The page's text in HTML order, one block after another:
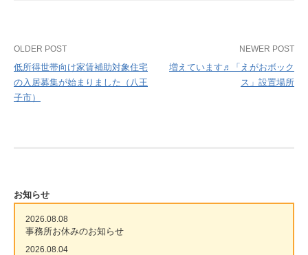
Post
navigation
OLDER POST
低所得世帯向け家賃補助対象住宅
の入居募集が始まりました（八王
子市）
NEWER POST
増えています♬「えがおボック
ス」設置場所
お知らせ
2026.08.08
事務所お休みのお知らせ
2026.08.04